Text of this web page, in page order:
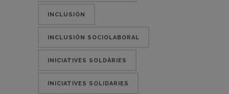
INCLUSIÓN
INCLUSIÓN SOCIOLABORAL
INICIATIVES SOLDÀRIES
INICIATIVES SOLIDARIES